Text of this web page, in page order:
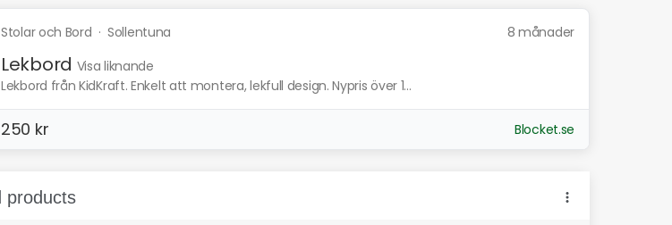
Stolar och Bord · Sollentuna 8 månader
Lekbord Visa liknande
Lekbord från KidKraft. Enkelt att montera, lekfull design. Nypris över 1...
250 kr Blocket.se